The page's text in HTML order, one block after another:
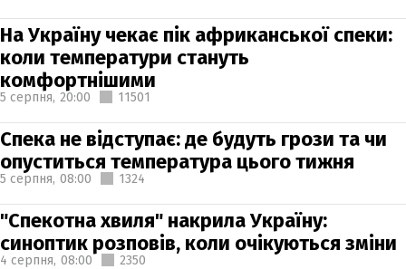
На Україну чекає пік африканської спеки:
коли температури стануть
комфортнішими
5 серпня, 20:00 11501
Спека не відступає: де будуть грози та чи
опуститься температура цього тижня
5 серпня, 08:00 1324
"Спекотна хвиля" накрила Україну:
синоптик розповів, коли очікуються зміни
4 серпня, 08:00 2350